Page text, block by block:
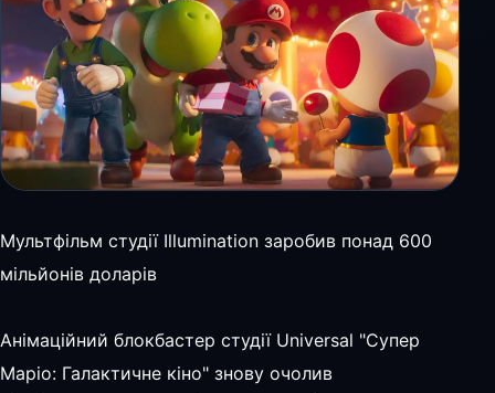
Мультфільм студії Illumination заробив понад 600
мільйонів доларів
Анімаційний блокбастер студії Universal "Супер
Маріо: Галактичне кіно" знову очолив